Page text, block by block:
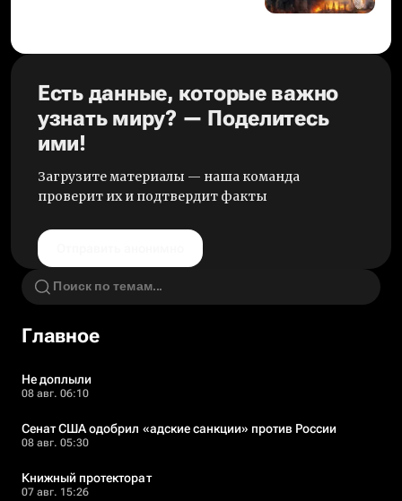
Есть данные, которые важно
узнать миру? — Поделитесь
ими!
Загрузите материалы — наша команда
проверит их и подтвердит факты
Главное
Не доплыли
08 авг. 06:10
Сенат США одобрил «адские санкции» против России
08 авг. 05:30
Книжный протекторат
07 авг. 15:26